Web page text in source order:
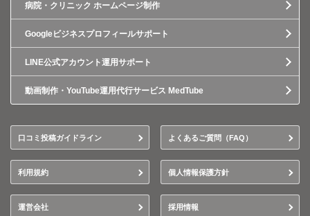
病院・クリニック ホームページ制作
Googleビジネスプロフィールサポート
LINE公式アカウント運用サポート
動画制作・YouTube運用代行サービス MedTube
口コミ投稿ガイドライン よくあるご質問（FAQ）
利用規約 個人情報保護方針
運営会社 採用情報